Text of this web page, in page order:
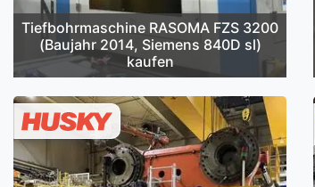
Tiefbohrmaschine RASOMA FZS 3200
(Baujahr 2014, Siemens 840D sl)
kaufen